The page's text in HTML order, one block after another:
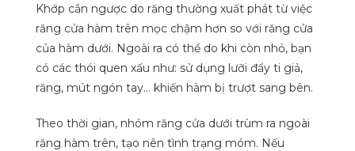
Khớp cắn ngược do răng thường xuất phát từ việc
răng cửa hàm trên mọc chậm hơn so với răng cửa
của hàm dưới. Ngoài ra có thể do khi còn nhỏ, bạn
có các thói quen xấu như: sử dụng lưỡi đẩy ti giả,
răng, mút ngón tay… khiến hàm bị trượt sang bên.
Theo thời gian, nhóm răng cửa dưới trùm ra ngoài
răng hàm trên, tạo nên tình trạng móm. Nếu